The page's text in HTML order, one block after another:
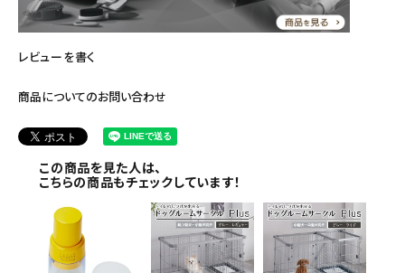
レビューを書く
商品についてのお問い合わせ
この商品を見た人は、
こちらの商品もチェックしています！